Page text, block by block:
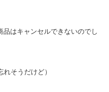
はキャンセルできないのでし
そうだけど）